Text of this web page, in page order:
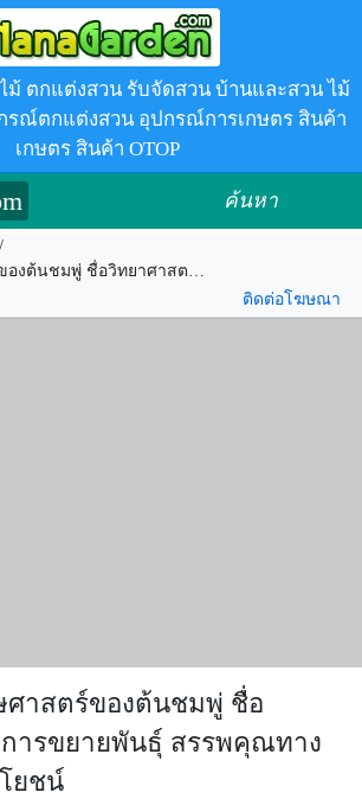
ม้ ตกแต่งสวน รับจัดสวน บ้านและสวน ไม้
รณ์ตกแต่งสวน อุปกรณ์การเกษตร สินค้า
เกษตร สินค้า OTOP
ค้นหา
/
ติดต่อโฆษณา
าสตร์ของต้นชมพู่ ชื่อ
ารขยายพันธุ์ สรรพคุณทาง
ยชน์